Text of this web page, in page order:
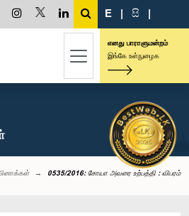
E | සි |
எனது பாராளுமன்றம்
இங்கே உள்நுழைக
0535/2016: சோயா அவரை உற்பத்தி : விபரம்